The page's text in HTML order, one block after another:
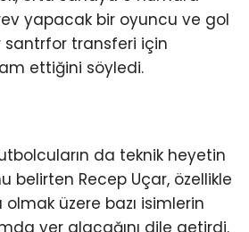
yapacak bir oyuncu ve gol
santrfor transferi için
ettiğini söyledi.
da teknik heyetin
belirten Recep Uçar, özellikle
üzere bazı isimlerin
yer alacağını dile getirdi.